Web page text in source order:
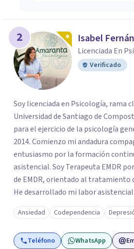
2 Isabel
Licenciada En
Verificado
Soy licenciada en Psicología, rama
Universidad de Santiago de
para el ejercicio de la psicología
2014. Comienzo mi andadura compaginando mi
entusiasmo por la formación
asistencial. Soy Terapeuta EMDR
de EMDR, orientado al tratamiento
He desarrollado mi labor
psicología lo que me confiere una
hora de trabajar con un amplio
patologías.
Ansiedad Codependencia
Teléfono WhatsApp